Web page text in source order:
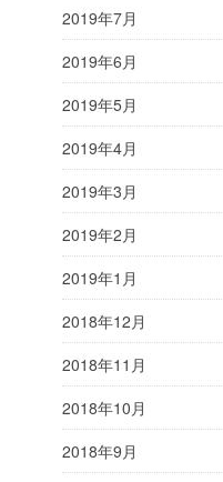
2019年7月
2019年6月
2019年5月
2019年4月
2019年3月
2019年2月
2019年1月
2018年12月
2018年11月
2018年10月
2018年9月